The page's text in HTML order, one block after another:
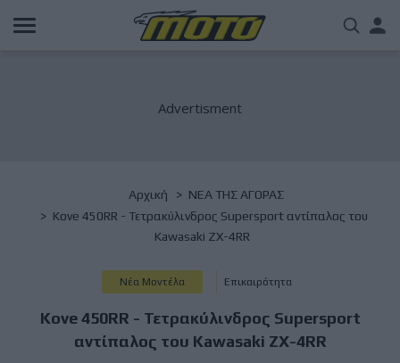
Παράκαμψη
προς
Breadcrumb
Αρχική
NΕΑ ΤΗΣ ΑΓΟΡΑΣ
Kove 450RR - Τετρακύλινδρος Supersport αντίπαλος του
Kawasaki ZX-4RR
Νέα Μοντέλα Επικαιρότητα
Kove 450RR - Τετρακύλινδρος Supersport
αντίπαλος του Kawasaki ZX-4RR